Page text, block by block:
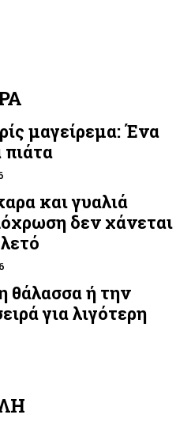
μαγείρεμα: Ένα
πιάτα
και γυαλιά
δεν χάνεται
θάλασσα ή την
για λιγότερη